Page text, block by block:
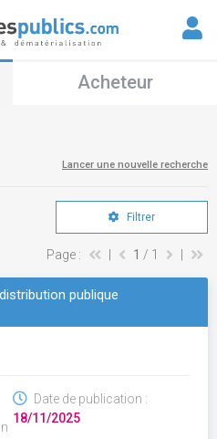
Acheteur
Lancer une nouvelle recherche
Filtrer
Page : 1 / 1
publique
Date de publication :
18/11/2025